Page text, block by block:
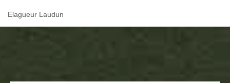
Elagueur Laudun